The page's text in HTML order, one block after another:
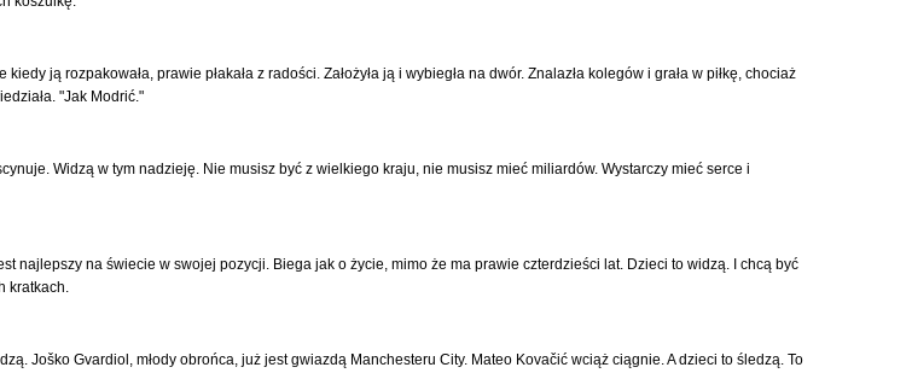
ją rozpakowała, prawie płakała z radości. Założyła ją i wybiegła na dwór. Znalazła kolegów i grała w piłkę, chociaż
"Jak Modrić."
Widzą w tym nadzieję. Nie musisz być z wielkiego kraju, nie musisz mieć miliardów. Wystarczy mieć serce i
najlepszy na świecie w swojej pozycji. Biega jak o życie, mimo że ma prawie czterdzieści lat. Dzieci to widzą. I chcą być
kratkach.
Joško Gvardiol, młody obrońca, już jest gwiazdą Manchesteru City. Mateo Kovačić wciąż ciągnie. A dzieci to śledzą. To